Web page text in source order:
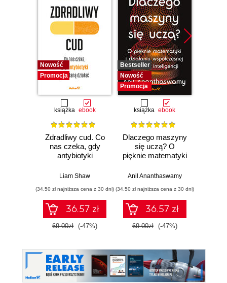
Nowość
Promocja
książka ebook
Zdradliwy cud. Co
nas czeka, gdy
antybiotyki
Liam Shaw
(34,50 zł najniższa cena z 30 dni)
36.57 zł
69.00zł (-47%)
Bestseller
Nowość
Promocja
książka ebook
Dlaczego maszyny
się uczą? O
pięknie matematyki
współczesnej
inteligencji
Anil Ananthaswamy
(34,50 zł najniższa cena z 30 dni)
36.57 zł
69.00zł (-47%)